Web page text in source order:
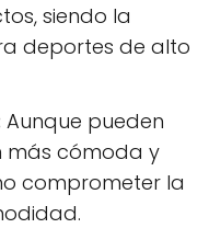
siendo la
deportes de alto
Aunque pueden
más cómoda y
comprometer la